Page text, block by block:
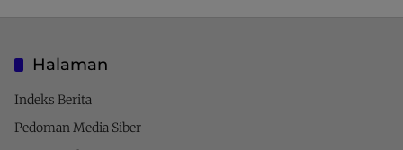
Halaman
Indeks Berita
Pedoman Media Siber